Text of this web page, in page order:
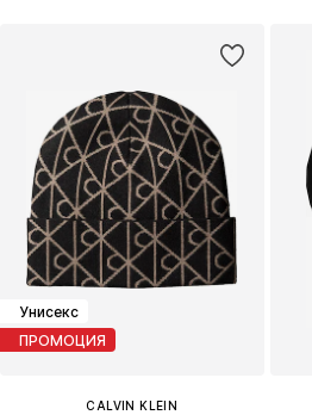
Унисекс
ПРОМОЦИЯ
CALVIN KLEIN